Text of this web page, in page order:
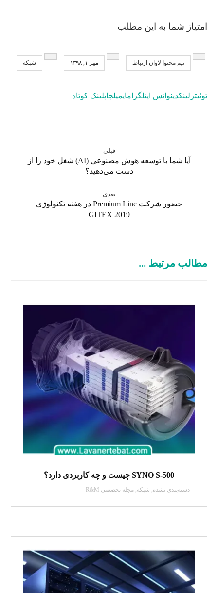
امتیاز شما به این مطلب
تیم محتوا لاوان ارتباط مهر ۱, ۱۳۹۸ شبکه
توئیتر لینکدینواتس اپتلگرامایمیلچاپلینک کوتاه
قبلی
آیا شما با توسعه هوش مصنوعی (AI) شغل خود را از
دست می‌دهید؟
بعدی
حضور شرکت Premium Line در هفته تکنولوژی
GITEX 2019
مطالب مرتبط ...
SYNO S-500 چیست و چه کاربردی دارد؟
دسته‌بندی نشده, شبکه,مجله تخصصی R&M